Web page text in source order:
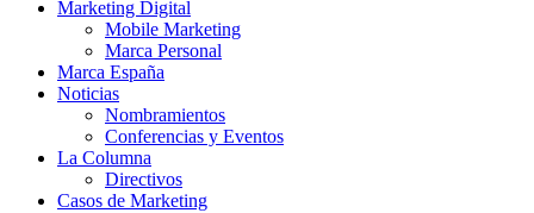
Marketing Digital
Mobile Marketing
Marca Personal
Marca España
Noticias
Nombramientos
Conferencias y Eventos
La Columna
Directivos
Casos de Marketing